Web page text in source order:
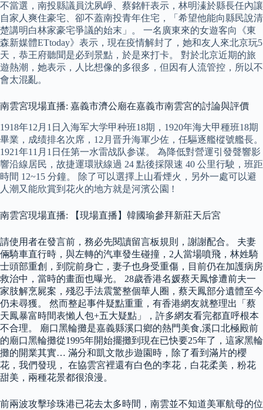
不當選，南投縣議員沈夙崢、蔡銘軒表示，林明溱於縣長任內讓
自家人爽住豪宅、卻不蓋南投青年住宅，「希望他能向縣民說清
楚講明白林家豪宅爭議的始末」。 一名廣東來的女遊客向《東
森新媒體ETtoday》表示，現在疫情解封了，她和友人來北京玩5
天，恭王府聽聞是必到景點，於是來打卡。 對於北京近期的旅
遊熱潮，她表示，人比想像的多很多，但因有人流管控，所以不
會太混亂。
南雲宮現場直播: 嘉義市濟公廟在嘉義市南雲宮的討論與評價
1918年12月1日入海军大学甲种班18期，1920年海大甲種班18期
畢業，成绩排名次席，12月晋升海軍少佐，任驅逐艦樅號艦長。
1921年11月1日任第一水雷战队参谋。 為降低對營運引發聲響影
響沿線居民，故捷運環狀線過 24 點後採限速 40 公里行駛，班距
時間 12~15 分鐘。 除了可以選擇上山看煙火，另外一處可以避
人潮又能欣賞到花火的地方就是河濱公園 !
南雲宮現場直播: 【現場直播】韓國瑜參拜新莊天后宮
請使用者在發言前，務必先閱讀留言板規則，謝謝配合。 夫妻
倆騎車直行時，與左轉的汽車發生碰撞，2人當場噴飛，林姓騎
士頭部重創，到院前身亡，妻子也身受重傷，目前仍在加護病房
救治中，當時的畫面也曝光。 28歲香港名媛蔡天鳳慘遭前夫一
家肢解烹屍案，殘忍手法震驚整個華人圈，蔡天鳳部分遺體至今
仍未尋獲。 然而整起事件疑點重重，有香港網友就整理出「蔡
天鳳暴富時間表懶人包+五大疑點」，許多網友看完都直呼根本
不合理。 廟口黑輪攤是嘉義縣溪口鄉的熱門美食,溪口北極殿前
的廟口黑輪攤從1995年開始擺攤到現在已快要25年了，這家黑輪
攤的開業其實… 滿分和凱文散步遊園時，除了看到滿片的櫻
花，我們發現， 在協雲宮裡還有白色的李花，白花柔美，粉花
甜美，兩種花景都很浪漫。
前兩波攻擊珍珠港已花去太多時間，南雲並不知道美軍航母的位